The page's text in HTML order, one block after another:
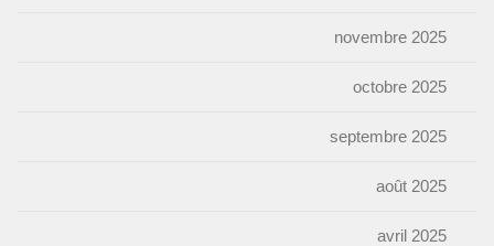
novembre 2025
octobre 2025
septembre 2025
août 2025
avril 2025